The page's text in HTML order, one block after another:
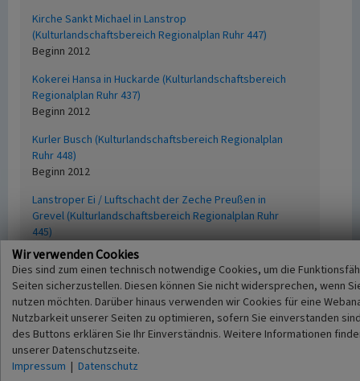
Kirche Sankt Michael in Lanstrop
(Kulturlandschaftsbereich Regionalplan Ruhr 447)
Beginn 2012
Kokerei Hansa in Huckarde (Kulturlandschaftsbereich
Regionalplan Ruhr 437)
Beginn 2012
Kurler Busch (Kulturlandschaftsbereich Regionalplan
Ruhr 448)
Beginn 2012
Lanstroper Ei / Luftschacht der Zeche Preußen in
Grevel (Kulturlandschaftsbereich Regionalplan Ruhr
445)
Beginn 2012
Leveringhausen (Kulturlandschaftsbereich
Regionalplan Ruhr 213)
Beginn 2012
Lippolthausen / Gahmen (Kulturlandschaftsbereich
Regionalplan Ruhr 506)
Beginn 2012
Wir verwenden Cookies
Dies sind zum einen technisch notwendige Cookies, um die
Seiten sicherzustellen. Diesen können Sie nicht widersprechen, wenn
nutzen möchten. Darüber hinaus verwenden wir Cookies für eine
Nutzbarkeit unserer Seiten zu optimieren, sofern Sie einverstanden
des Buttons erklären Sie Ihr Einverständnis. Weitere Informationen
unserer Datenschutzseite.
Impressum | Datenschutz